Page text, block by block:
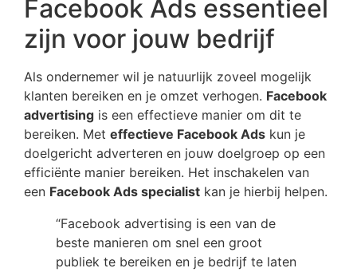
Facebook Ads essentieel
zijn voor jouw bedrijf
Als ondernemer wil je natuurlijk zoveel mogelijk
klanten bereiken en je omzet verhogen. Facebook
advertising is een effectieve manier om dit te
bereiken. Met effectieve Facebook Ads kun je
doelgericht adverteren en jouw doelgroep op een
efficiënte manier bereiken. Het inschakelen van
een Facebook Ads specialist kan je hierbij helpen.
“Facebook advertising is een van de
beste manieren om snel een groot
publiek te bereiken en je bedrijf te laten